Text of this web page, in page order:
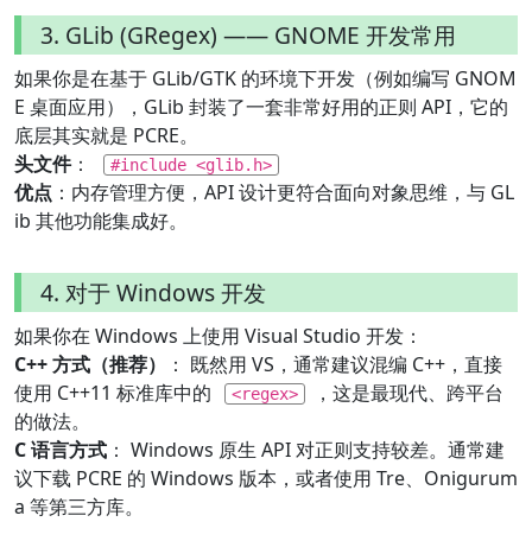
3. GLib (GRegex) —— GNOME 开发常用
如果你是在基于 GLib/GTK 的环境下开发（例如编写 GNOM
E 桌面应用），GLib 封装了一套非常好用的正则 API，它的
底层其实就是 PCRE。
头文件： #include <glib.h>
优点 ：内存管理方便，API 设计更符合面向对象思维，与 GL
ib 其他功能集成好。
4. 对于 Windows 开发
如果你在 Windows 上使用 Visual Studio 开发：
C++ 方式（推荐）
： 既然用 VS，通常建议混编 C++，直接
使用 C++11 标准库中的
<regex>
，这是最现代、跨平台
的做法。
C 语言方式 ： Windows 原生 API 对正则支持较差。通常建
议下载 PCRE 的 Windows 版本，或者使用 Tre、Onigurum
a 等第三方库。